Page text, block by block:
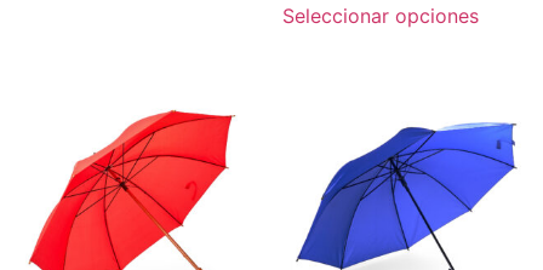
Seleccionar opciones